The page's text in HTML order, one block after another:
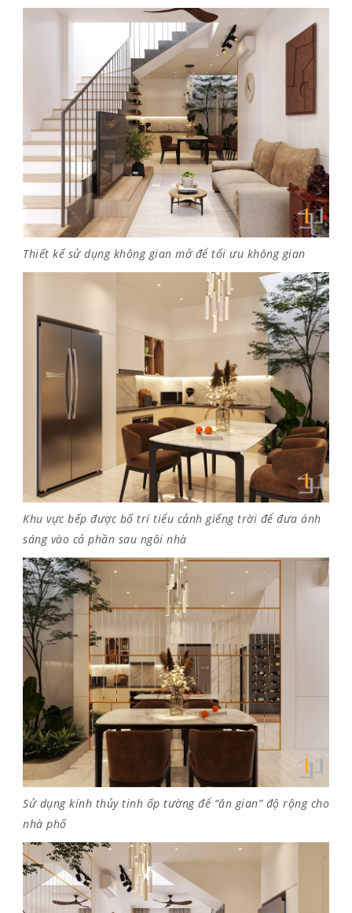
Thiết kế sử dụng không gian mở để tối ưu không gian
Khu vực bếp được bố trí tiểu cảnh giếng trời để đưa ánh
sáng vào cả phần sau ngôi nhà
Sử dụng kính thủy tinh ốp tường để “ăn gian” độ rộng cho
nhà phố